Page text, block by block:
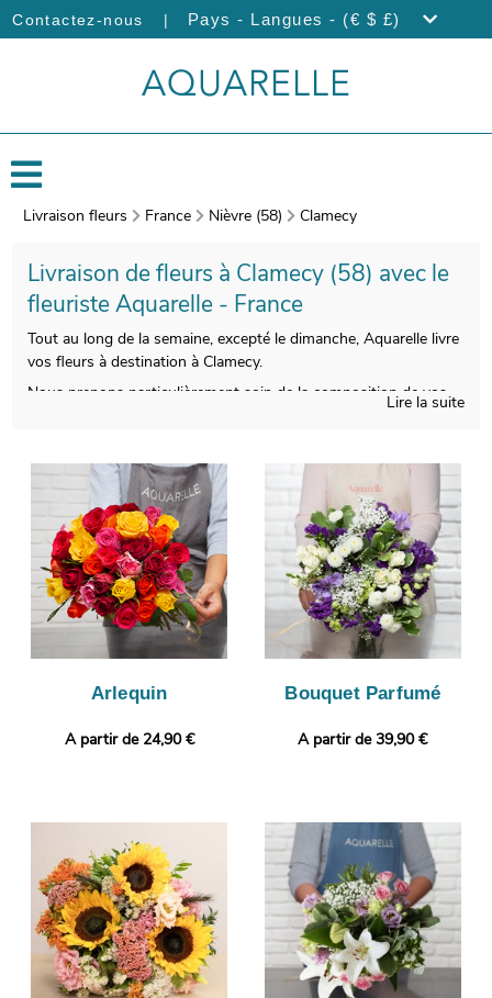
Contactez-nous | Pays - Langues - (€ $ £)
Livraison fleurs France Nièvre (58) Clamecy
Livraison de fleurs à Clamecy (58) avec le
fleuriste Aquarelle - France
Tout au long de la semaine, excepté le dimanche, Aquarelle livre
vos fleurs à destination à Clamecy.
Nous prenons particulièrement soin de la composition de vos
votre composition florale. Cette photographie vous est ensuite
envoyée afin de vous assurer de la conformité de votre
composition florale. Enfin, il sera expédié très rapidement à
Clamecy. Rendez votre cadeau plus personnel encore en
joignant gratuitement une photo ou un message personnalisé.
Lire la suite
Arlequin
A partir de 24,90 €
Bouquet Parfumé
A partir de 39,90 €